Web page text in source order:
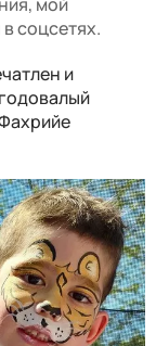
соцсетях.
и